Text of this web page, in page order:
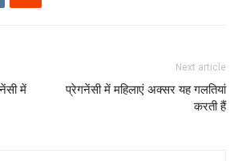
में
Next article
प्रेगनेंसी में महिलाएं अक्सर यह गलतियां
करती हैं